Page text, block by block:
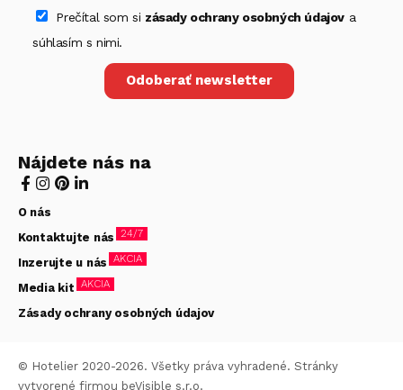
Prečítal som si zásady ochrany osobných údajova
súhlasím s nimi.
Odoberať newsletter
Nájdete nás na
O nás
Kontaktujte nás 24/7
Inzerujte u nás AKCIA
Media kit AKCIA
Zásady ochrany osobných údajov
© Hotelier 2020-2026. Všetky práva vyhradené. Stránky
vytvorené firmou beVisible s.r.o.